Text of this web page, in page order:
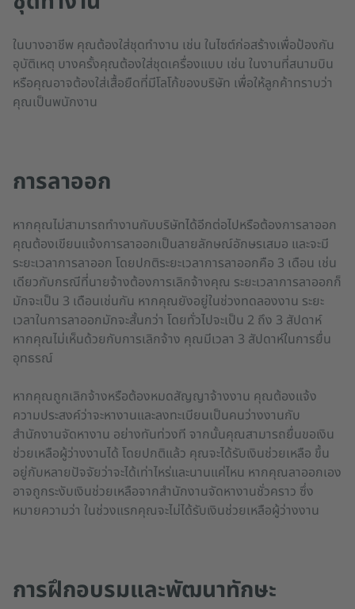
ในบางอาชีพ คุณต้องใส่ชุดทำงาน เช่น ในไซต์ก่อสร้างเพื่อป้องกัน
อุบัติเหตุ บางครั้งคุณต้องใส่ชุดเครื่องแบบ เช่น ในงานที่สนามบิน
หรือคุณอาจต้องใส่เสื้อยืดที่มีโลโก้ของบริษัท เพื่อให้ลูกค้าทราบว่า
คุณเป็นพนักงาน
การลาออก
หากคุณไม่สามารถทำงานกับบริษัทได้อีกต่อไปหรือต้องการลาออก
คุณต้องเขียนแจ้งการลาออกเป็นลายลักษณ์อักษรเสมอ และจะมี
ระยะเวลาการลาออก โดยปกติระยะเวลาการลาออกคือ 3 เดือน เช่น
เดียวกับกรณีที่นายจ้างต้องการเลิกจ้างคุณ ระยะเวลาการลาออกก็
มักจะเป็น 3 เดือนเช่นกัน หากคุณยังอยู่ในช่วงทดลองงาน ระยะ
เวลาในการลาออกมักจะสั้นกว่า โดยทั่วไปจะเป็น 2 ถึง 3 สัปดาห์
หากคุณไม่เห็นด้วยกับการเลิกจ้าง คุณมีเวลา 3 สัปดาห์ในการยื่น
อุทธรณ์
หากคุณถูกเลิกจ้างหรือต้องหมดสัญญาจ้างงาน คุณต้องแจ้ง
ความประสงค์ว่าจะหางานและลงทะเบียนเป็นคนว่างงานกับ
สำนักงานจัดหางาน อย่างทันท่วงที จากนั้นคุณสามารถยื่นขอเงิน
ช่วยเหลือผู้ว่างงานได้ โดยปกติแล้ว คุณจะได้รับเงินช่วยเหลือ ขึ้น
อยู่กับหลายปัจจัยว่าจะได้เท่าไหร่และนานแค่ไหน หากคุณลาออกเอง
อาจถูกระงับเงินช่วยเหลือจากสำนักงานจัดหางานชั่วคราว ซึ่ง
หมายความว่า ในช่วงแรกคุณจะไม่ได้รับเงินช่วยเหลือผู้ว่างงาน
การฝึกอบรมและพัฒนาทักษะ